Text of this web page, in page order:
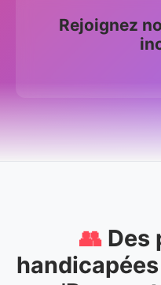
Rejoignez
👥Des